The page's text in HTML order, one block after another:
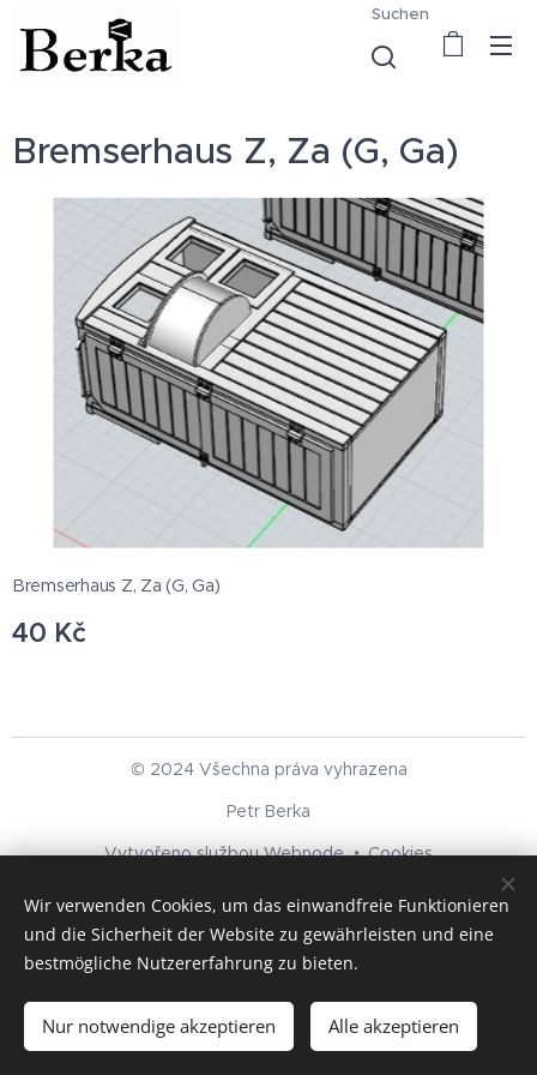
Suchen
Bremserhaus Z, Za (G, Ga)
Bremserhaus Z, Za (G, Ga)
40 Kč
Zum Warenkorb hinzufügen
© 2024 Všechna práva vyhrazena
Petr Berka
Vytvořeno službouWebnode Cookies
Sprachen
Čeština
Deutsch
Wir verwenden Cookies, um das einwandfreie Funktionieren
und die Sicherheit der Website zu gewährleisten und eine
bestmögliche Nutzererfahrung zu bieten.
Nur notwendige akzeptieren Alle akzeptieren